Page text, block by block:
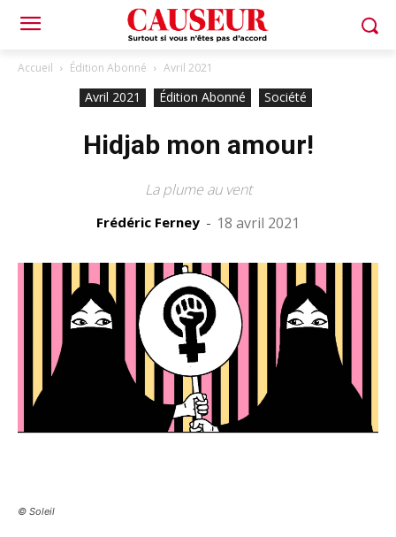
Accueil Édition Abonné Avril 2021
Avril 2021 Édition Abonné Société
Hidjab mon amour!
La plume au vent
Frédéric Ferney - 18 avril 2021
© Soleil